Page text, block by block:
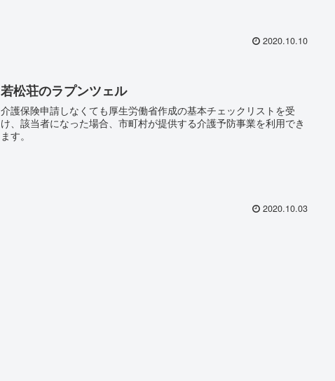
2020.10.10
若松荘のラプンツェル
介護保険申請しなくても厚生労働省作成の基本チェックリストを受
け、該当者になった場合、市町村が提供する介護予防事業を利用でき
ます。
2020.10.03